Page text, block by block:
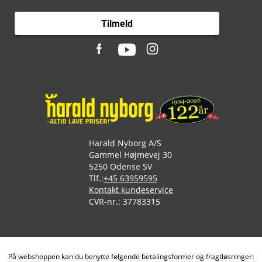
Tilmeld
Harald Nyborg A/S
Gammel Højmevej 30
5250 Odense SV
Tlf.:+45 63959595
Kontakt kundeservice
CVR-nr.: 37783315
På webshoppen kan du benytte følgende betalingsformer og fragtløsninger: